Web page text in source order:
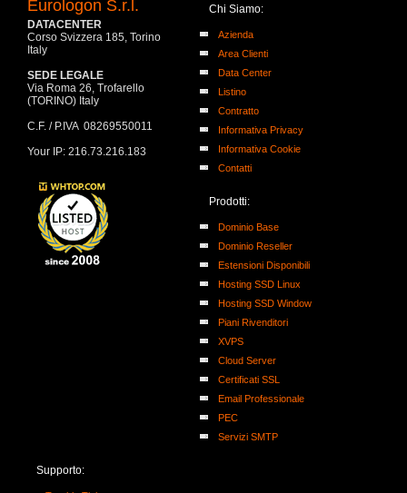
Eurologon S.r.l.
DATACENTER
Corso Svizzera 185, Torino
Italy
SEDE LEGALE
Via Roma 26, Trofarello
(TORINO) Italy
C.F. / P.IVA 08269550011
Your IP: 216.73.216.183
Chi Siamo:
Azienda
Area Clienti
Data Center
Listino
Contratto
Informativa Privacy
Informativa Cookie
Contatti
Prodotti:
Dominio Base
Dominio Reseller
Estensioni Disponibili
Hosting SSD Linux
Hosting SSD Window
Piani Rivenditori
XVPS
Cloud Server
Certificati SSL
Email Professionale
PEC
Servizi SMTP
Supporto: